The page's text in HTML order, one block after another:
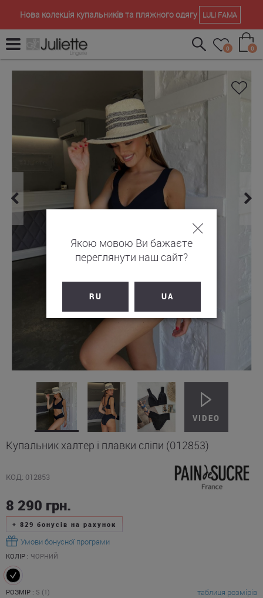
Нова колекція купальників та пляжного одягу LULI FAMA
0 0
Купальник халтер і плавки сліпи (012853)
КОД: 012853
8 290 грн.
+ 829 бонусів на рахунок
Умови бонусної програми
КОЛІР : ЧОРНИЙ
РОЗМІР : S (1) таблиця розмірів
Якою мовою Ви бажаєте
переглянути наш сайт?
RU UA